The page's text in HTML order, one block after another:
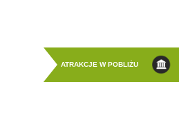
ATRAKCJE W POBLIŻU